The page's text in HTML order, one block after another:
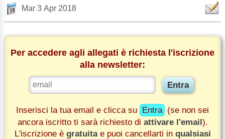
Mar 3 Apr 2018
Per accedere agli allegati è richiesta l'iscrizione
alla newsletter:
Inserisci la tua email e clicca su Entra (se non sei
ancora iscritto ti sarà richiesto di attivare l'email).
L'iscrizione è gratuitae puoi cancellarti in qualsiasi